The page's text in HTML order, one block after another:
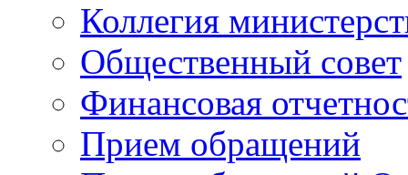
Коллегия
Общественный совет
Финансовая
Прием обращений